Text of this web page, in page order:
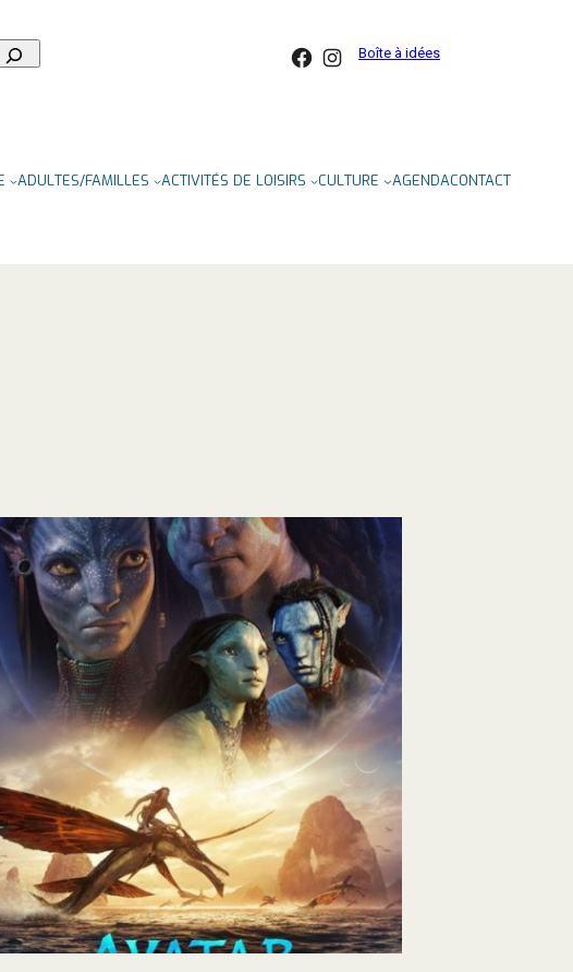
Facebook
Instagram
Boîte à idées
ADULTES/FAMILLES ACTIVITÉS DE LOISIRS CULTURE AGENDACONTACT